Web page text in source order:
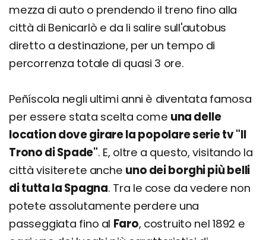
mezza di auto o prendendo il treno fino alla
città di Benicarlò e da li salire sull'autobus
diretto a destinazione, per un tempo di
percorrenza totale di quasi 3 ore.
Peñíscola negli ultimi anni è diventata famosa
per essere stata scelta come una delle
location dove girare la popolare serie tv "Il
Trono di Spade". E, oltre a questo, visitando la
città visiterete anche uno dei borghi più belli
di tutta la Spagna. Tra le cose da vedere non
potete assolutamente perdere una
passeggiata fino al Faro, costruito nel 1892 e